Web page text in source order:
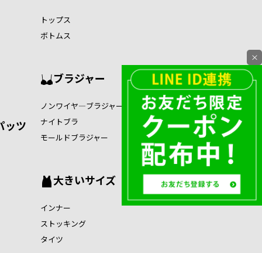
ッツ
トップス
ボトムス
ブラジャー
ノンワイヤ―ブラジャー
ナイトブラ
モールドブラジャー
大きいサイズ
インナー
ストッキング
タイツ
×